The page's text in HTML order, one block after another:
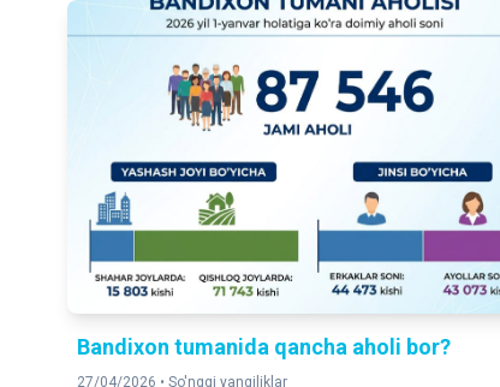
Bandixon tumanida qancha aholi bor?
27/04/2026 • So'nggi yangiliklar